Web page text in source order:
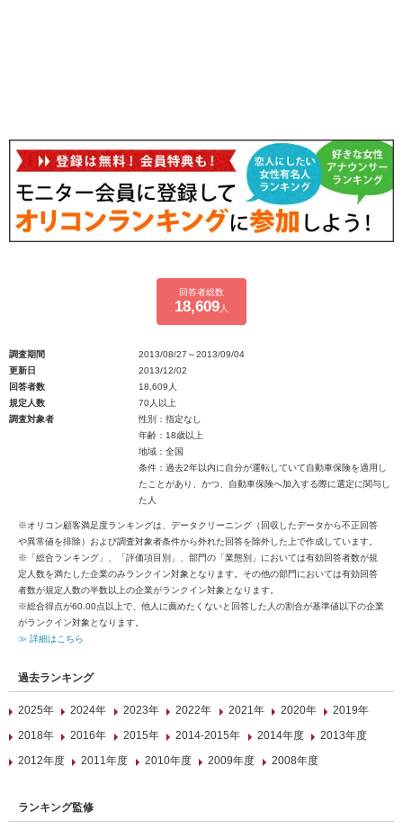
回答者総数
18,609 人
調査期間
2013/08/27～2013/09/04
更新日
2013/12/02
回答者数
18,609人
規定人数
70人以上
調査対象者
性別：指定なし
年齢：18歳以上
地域：全国
条件：過去2年以内に自分が運転していて自動車保険を適用し
たことがあり、かつ、自動車保険へ加入する際に選定に関与し
た人
※オリコン顧客満足度ランキングは、データクリーニング（回収したデータから不正回答
や異常値を排除）および調査対象者条件から外れた回答を除外した上で作成しています。
※「総合ランキング」、「評価項目別」、部門の「業態別」においては有効回答者数が規
定人数を満たした企業のみランクイン対象となります。その他の部門においては有効回答
者数が規定人数の半数以上の企業がランクイン対象となります。
※総合得点が60.00点以上で、他人に薦めたくないと回答した人の割合が基準値以下の企業
がランクイン対象となります。
≫ 詳細はこちら
過去ランキング
2025年 2024年 2023年 2022年 2021年 2020年
2019年
2018年
2016年 2015年 2014-2015年 2014年度
2013年度
2012年度
2011年度 2010年度 2009年度 2008年度
ランキング監修